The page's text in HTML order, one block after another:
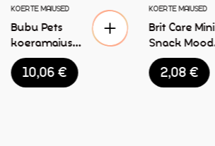
KOERTE MAIUSED
Bubu Pets
koeramaius
küülik
bataaditoruga
500g
10,06€
KOERTE MAIUSED
Brit Care Mini
Snack Mood
maiused
koertele 50g
2,08€